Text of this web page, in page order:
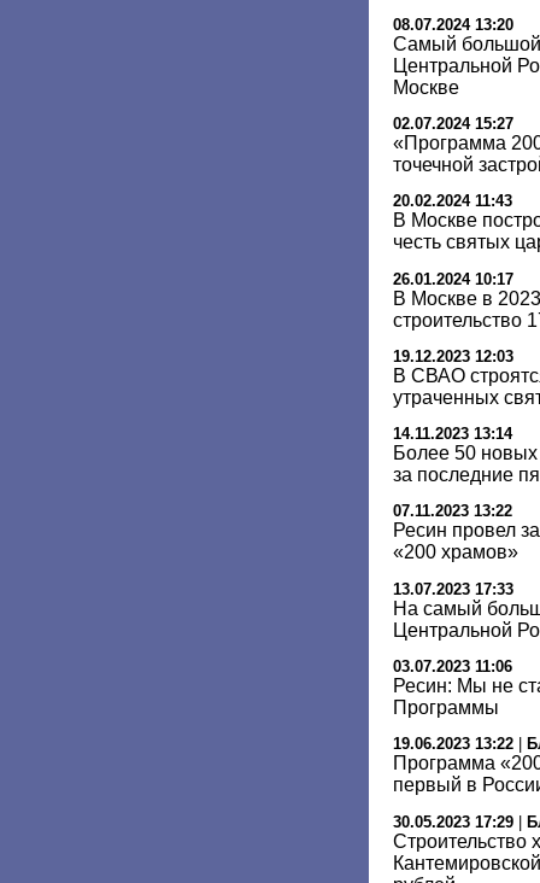
08.07.2024 13:20
Самый
Центральной
Москве
02.07.2024 15:27
«Программа
точечной
20.02.2024 11:43
В Москве
честь святых
26.01.2024 10:17
В Москве в
строительство
19.12.2023 12:03
В СВАО
утраченных
14.11.2023 13:14
Более 50
за последние
07.11.2023 13:22
Ресин провел
«200 храмов»
13.07.2023 17:33
На самый
Центральной
03.07.2023 11:06
Ресин: Мы не
Программы
19.06.2023 13:22
Программа
первый в
30.05.2023 17:29
Строительство